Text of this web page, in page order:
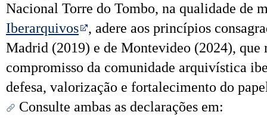
Nacional Torre do Tombo, na qualidade de
Iberarquivos
, adere aos princípios
Madrid (2019) e de Montevideo (2024), que
compromisso da comunidade arquivística
defesa, valorização e fortalecimento do
Consulte ambas as declarações em: